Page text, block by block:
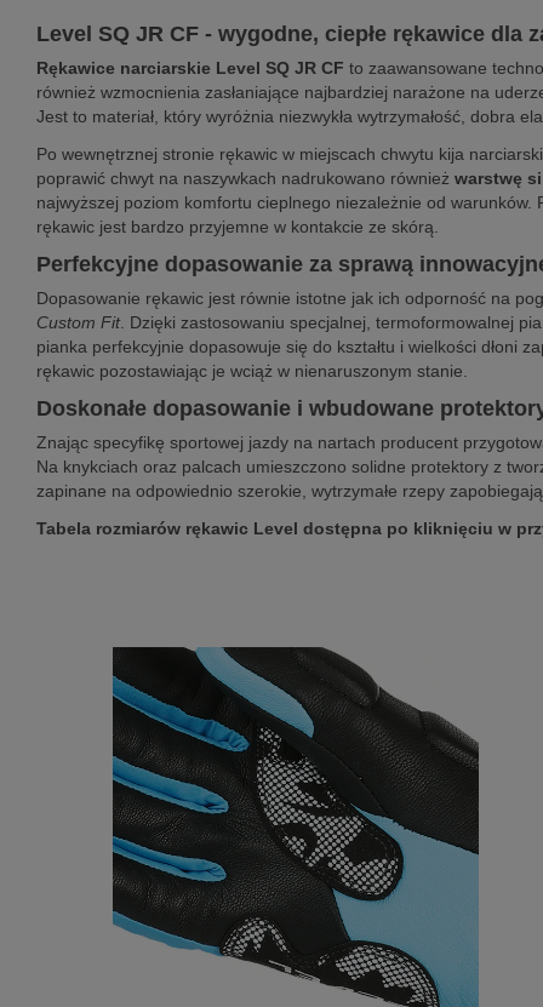
Level SQ JR CF - wygodne, ciepłe rękawice
Rękawice narciarskie Level SQ JR CF to zaawansowane
również wzmocnienia zasłaniające najbardziej narażone na
Jest to materiał, który wyróżnia niezwykła wytrzymałość, dobra
Po wewnętrznej stronie rękawic w miejscach chwytu kija
poprawić chwyt na naszywkach nadrukowano również warstwę
najwyższej poziom komfortu cieplnego niezależnie od
rękawic jest bardzo przyjemne w kontakcie ze skórą.
Perfekcyjne dopasowanie za sprawą
Dopasowanie rękawic jest równie istotne jak ich odporność na
Custom Fit. Dzięki zastosowaniu specjalnej, termoformowalnej
pianka perfekcyjnie dopasowuje się do kształtu i wielkości dłoni
rękawic pozostawiając je wciąż w nienaruszonym stanie.
Doskonałe dopasowanie i wbudowane
Znając specyfikę sportowej jazdy na nartach producent
Na knykciach oraz palcach umieszczono solidne protektory z
zapinane na odpowiednio szerokie, wytrzymałe rzepy
Tabela rozmiarów rękawic Level dostępna po kliknięciu w